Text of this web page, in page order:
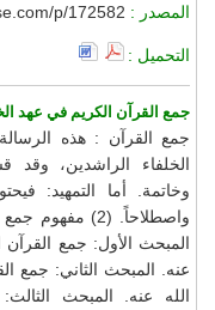
المصدر : p/172582
التحميل :
جمع القرآن الكريم في عهد
جمع القرآن : هذه
الخلفاء الراشدين، وقد
المبحث الأول: جمع
عنه. المبحث الثاني: جمع